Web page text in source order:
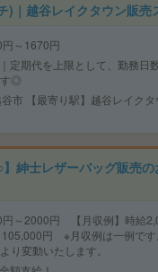
)｜越谷レイクタウン販売
～1670円
定期代を上限として、勤務日
す◎
市 【最寄り駅】越谷レイクタ
】紳士レザーバッグ販売
円～2000円 【月収例】時給
105,000円 ※月収例は一例です
り変動いたします。